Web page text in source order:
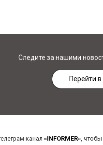
Следите за нашими
Перейти
канал «INFORMER», чтобы